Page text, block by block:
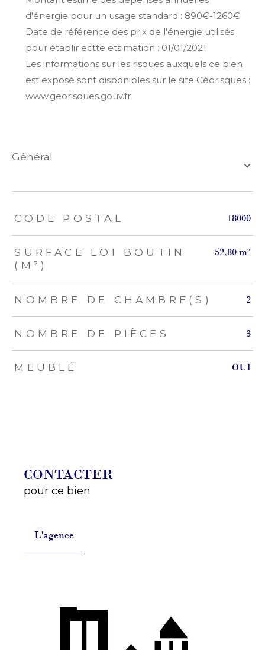
d'énergie pour un usage standard : 890€-1260€
Date de référence des prix de l'énergie utilisés
pour établir ectte etsimation : 01/01/2021
Les informations sur les risques auxquels ce bien
est exposé sont disponibles sur le site Géorisques :
www.georisques.gouv.fr
général
TRAD_ZEPHYR_Caracteristique TRAD_ZEPHYR_Valeurs
CODE POSTAL 18000
SURFACE LOI BOUTIN
(M²)
52,80 m²
NOMBRE DE CHAMBRE(S) 2
NOMBRE DE PIÈCES 3
MEUBLÉ OUI
CONTACTER
pour ce bien
L'agence